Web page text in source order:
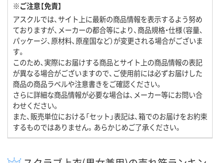
※ご注意【免責】
アスクルでは、サイト上に最新の商品情報を表示するよう努め
ておりますが、メーカーの都合等により、商品規格・仕様（容量、
パッケージ、原材料、原産国など）が変更される場合がございま
す。
このため、実際にお届けする商品とサイト上の商品情報の表記
が異なる場合がございますので、ご使用前には必ずお届けした
商品の商品ラベルや注意書きをご確認ください。
さらに詳細な商品情報が必要な場合は、メーカー等にお問い合
わせください。
また、販売単位における「セット」表記は、箱でのお届けをお約束
するものではありません。あらかじめご了承ください。